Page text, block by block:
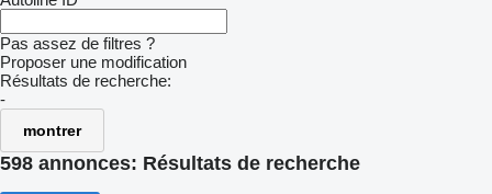
Pas assez de filtres ?
Proposer une modification
Résultats de recherche:
-
montrer
598 annonces: Résultats de recherche